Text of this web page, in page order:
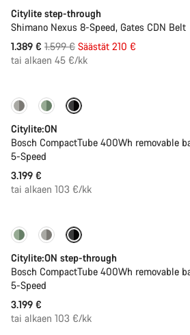
Citylite step-through
Shimano Nexus 8-Speed, Gates CDN Belt
1.389 € Alkuperäinen
hinta
1.599 € Säästät 210 €
tai alkaen 45 €/kk
Performance Line
Citylite:ON
Bosch CompactTube 400Wh removable
5-Speed
3.199 €
tai alkaen 103 €/kk
Performance Line
Citylite:ON step-through
Bosch CompactTube 400Wh removable
5-Speed
3.199 €
tai alkaen 103 €/kk